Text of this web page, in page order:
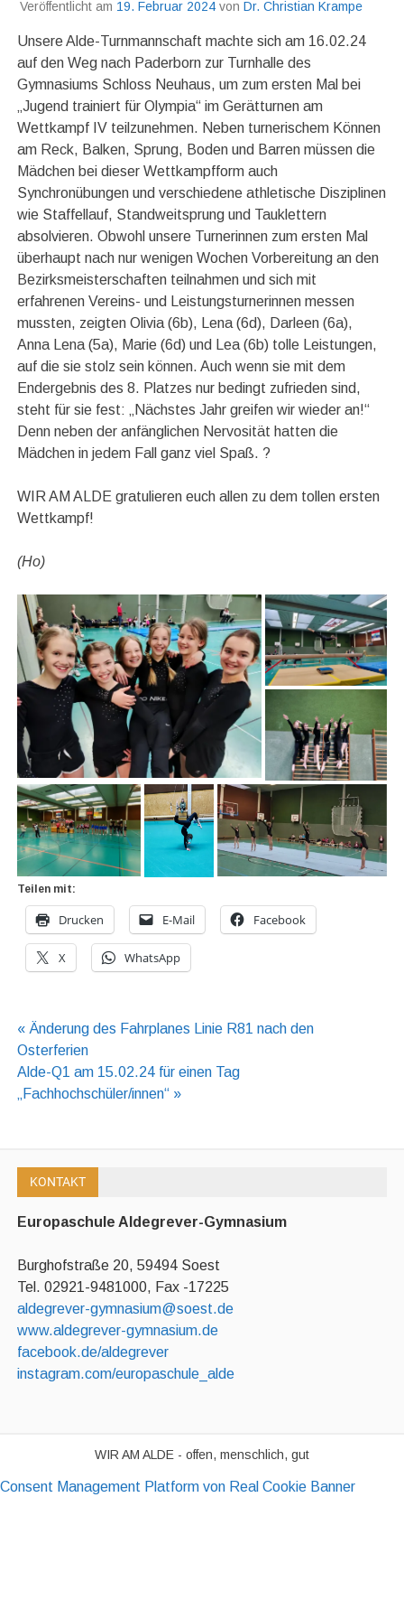
Veröffentlicht am 19. Februar 2024von Dr. Christian Krampe
Unsere Alde-Turnmannschaft machte sich am 16.02.24
auf den Weg nach Paderborn zur Turnhalle des
Gymnasiums Schloss Neuhaus, um zum ersten Mal bei
„Jugend trainiert für Olympia“ im Gerätturnen am
Wettkampf IV teilzunehmen. Neben turnerischem Können
am Reck, Balken, Sprung, Boden und Barren müssen die
Mädchen bei dieser Wettkampfform auch
Synchronübungen und verschiedene athletische Disziplinen
wie Staffellauf, Standweitsprung und Tauklettern
absolvieren. Obwohl unsere Turnerinnen zum ersten Mal
überhaupt nach nur wenigen Wochen Vorbereitung an den
Bezirksmeisterschaften teilnahmen und sich mit
erfahrenen Vereins- und Leistungsturnerinnen messen
mussten, zeigten Olivia (6b), Lena (6d), Darleen (6a),
Anna Lena (5a), Marie (6d) und Lea (6b) tolle Leistungen,
auf die sie stolz sein können. Auch wenn sie mit dem
Endergebnis des 8. Platzes nur bedingt zufrieden sind,
steht für sie fest: „Nächstes Jahr greifen wir wieder an!“
Denn neben der anfänglichen Nervosität hatten die
Mädchen in jedem Fall ganz viel Spaß. ?
WIR AM ALDE gratulieren euch allen zu dem tollen ersten
Wettkampf!
(Ho)
Teilen mit:
Drucken E-Mail Facebook
X WhatsApp
Beitragsnavigation
« Änderung des Fahrplanes Linie R81 nach den
Osterferien
Alde-Q1 am 15.02.24 für einen Tag
„Fachhochschüler/innen“ »
KONTAKT
Europaschule Aldegrever-Gymnasium
Burghofstraße 20, 59494 Soest
Tel. 02921-9481000, Fax -17225
aldegrever-gymnasium@soest.de
www.aldegrever-gymnasium.de
facebook.de/aldegrever
instagram.com/europaschule_alde
WIR AM ALDE - offen, menschlich, gut
Consent Management Platform von Real Cookie Banner